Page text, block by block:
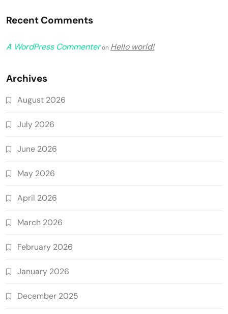
Recent Comments
A WordPress Commenteron Hello world!
Archives
August 2026
July 2026
June 2026
May 2026
April 2026
March 2026
February 2026
January 2026
December 2025